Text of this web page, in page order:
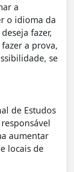
a
o idioma da
fazer,
a prova,
se
de Estudos
aumentar
locais de